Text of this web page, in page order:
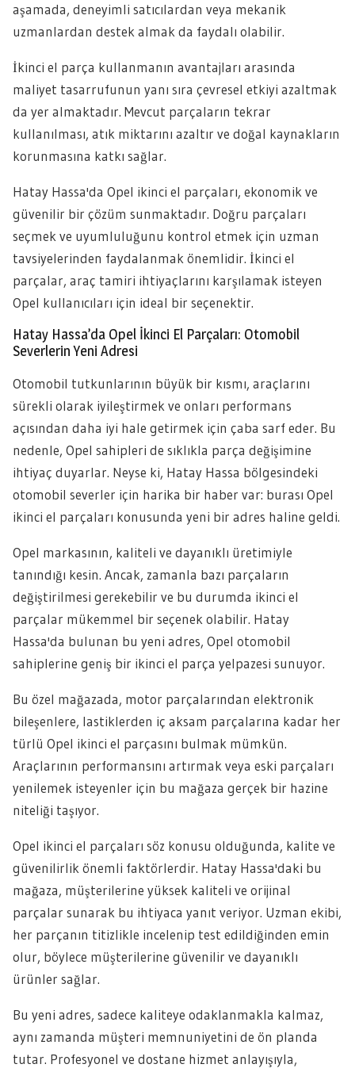
aşamada, deneyimli satıcılardan veya mekanik
uzmanlardan destek almak da faydalı olabilir.
İkinci el parça kullanmanın avantajları arasında
maliyet tasarrufunun yanı sıra çevresel etkiyi azaltmak
da yer almaktadır. Mevcut parçaların tekrar
kullanılması, atık miktarını azaltır ve doğal kaynakların
korunmasına katkı sağlar.
Hatay Hassa'da Opel ikinci el parçaları, ekonomik ve
güvenilir bir çözüm sunmaktadır. Doğru parçaları
seçmek ve uyumluluğunu kontrol etmek için uzman
tavsiyelerinden faydalanmak önemlidir. İkinci el
parçalar, araç tamiri ihtiyaçlarını karşılamak isteyen
Opel kullanıcıları için ideal bir seçenektir.
Hatay Hassa’da Opel İkinci El Parçaları: Otomobil
Severlerin Yeni Adresi
Otomobil tutkunlarının büyük bir kısmı, araçlarını
sürekli olarak iyileştirmek ve onları performans
açısından daha iyi hale getirmek için çaba sarf eder. Bu
nedenle, Opel sahipleri de sıklıkla parça değişimine
ihtiyaç duyarlar. Neyse ki, Hatay Hassa bölgesindeki
otomobil severler için harika bir haber var: burası Opel
ikinci el parçaları konusunda yeni bir adres haline geldi.
Opel markasının, kaliteli ve dayanıklı üretimiyle
tanındığı kesin. Ancak, zamanla bazı parçaların
değiştirilmesi gerekebilir ve bu durumda ikinci el
parçalar mükemmel bir seçenek olabilir. Hatay
Hassa'da bulunan bu yeni adres, Opel otomobil
sahiplerine geniş bir ikinci el parça yelpazesi sunuyor.
Bu özel mağazada, motor parçalarından elektronik
bileşenlere, lastiklerden iç aksam parçalarına kadar her
türlü Opel ikinci el parçasını bulmak mümkün.
Araçlarının performansını artırmak veya eski parçaları
yenilemek isteyenler için bu mağaza gerçek bir hazine
niteliği taşıyor.
Opel ikinci el parçaları söz konusu olduğunda, kalite ve
güvenilirlik önemli faktörlerdir. Hatay Hassa'daki bu
mağaza, müşterilerine yüksek kaliteli ve orijinal
parçalar sunarak bu ihtiyaca yanıt veriyor. Uzman ekibi,
her parçanın titizlikle incelenip test edildiğinden emin
olur, böylece müşterilerine güvenilir ve dayanıklı
ürünler sağlar.
Bu yeni adres, sadece kaliteye odaklanmakla kalmaz,
aynı zamanda müşteri memnuniyetini de ön planda
tutar. Profesyonel ve dostane hizmet anlayışıyla,